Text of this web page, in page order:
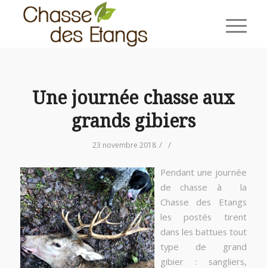
Une journée chasse aux
grands gibiers
23 novembre 2018 / /
Pendant une journée
de chasse à la
Chasse des Etangs
les postés tirent
dans les battues tout
type de grand
gibier : sangliers,